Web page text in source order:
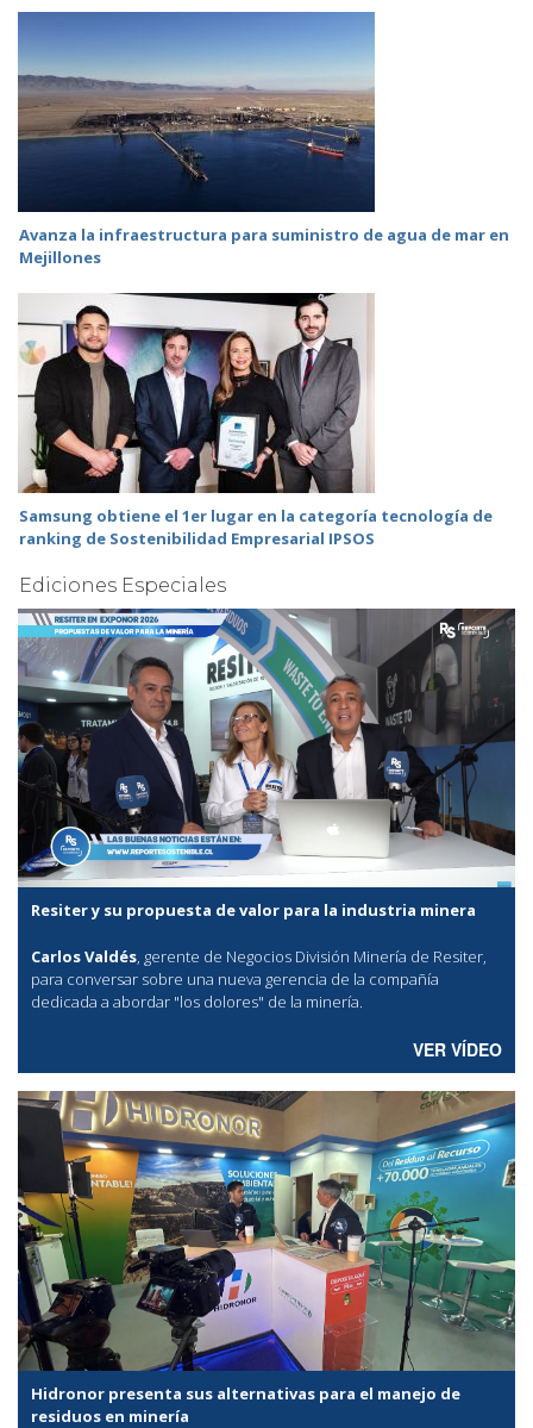
Avanza la infraestructura para suministro de agua de mar en
Mejillones
Samsung obtiene el 1er lugar en la categoría tecnología de
ranking de Sostenibilidad Empresarial IPSOS
Ediciones Especiales
Resiter y su propuesta de valor para la industria minera
Carlos Valdés, gerente de Negocios División Minería de Resiter,
para conversar sobre una nueva gerencia de la compañía
dedicada a abordar "los dolores" de la minería.
VER VÍDEO
Hidronor presenta sus alternativas para el manejo de
residuos en minería